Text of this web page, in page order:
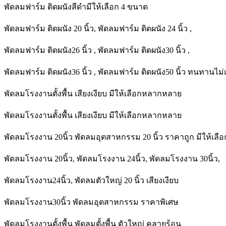
พัดลมฟาร์ม ติดผนังสีดำมีให้เลือก 4 ขนาด
พัดลมฟาร์ม ติดผนัง 20 นิ้ว, พัดลมฟาร์ม ติดผนัง 24 นิ้ว ,
พัดลมฟาร์ม ติดผนัง26 นิ้ว , พัดลมฟาร์ม ติดผนัง30 นิ้ว ,
พัดลมฟาร์ม ติดผนัง36 นิ้ว , พัดลมฟาร์ม ติดผนัง50 นิ้ว ทนทานไม่
พัดลมโรงงานตั้งพื้น เสียงเงียบ มีให้เลือกหลากหลาย
พัดลมโรงงานตั้งพื้น เสียงเงียบ มีให้เลือกหลากหลาย
พัดลมโรงงาน 20นิ้ว พัดลมอุตสาหกรรม 20 นิ้ว ราคาถูก มีให้เลื
พัดลมโรงงาน 20นิ้ว, พัดลมโรงงาน 24นิ้ว, พัดลมโรงงาน 30นิ้ว,
พัดลมโรงงาน24นิ้ว, พัดลมตัวใหญ่ 20 นิ้ว เสียงเงียบ
พัดลมโรงงาน30นิ้ว พัดลมอุตสาหกรรม ราคาพิเศษ
พัดลมโรงงานตั้งพื้น พัดลมตั้งพื้น ตัวใหญ่ คลายร้อน